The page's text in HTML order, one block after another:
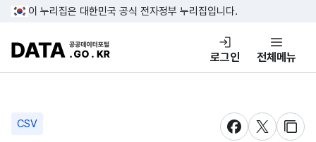
콘텐츠 바로가기
푸터 바로가기
이 누리집은 대한민국 공식 전자정부 누리집입니다.
DATA.GO.KR 공공데이터포털
로그인 전체메뉴
CSV
새창 열림새창 열림
새창